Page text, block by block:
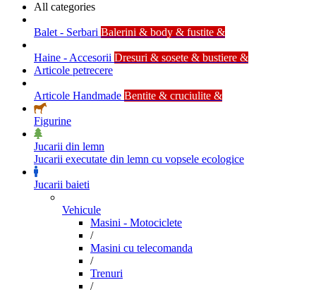
All categories
Balet - Serbari Balerini & body & fustite &
Haine - Accesorii Dresuri & sosete & bustiere &
Articole petrecere
Articole Handmade Bentite & cruciulite &
Figurine
Jucarii din lemn
Jucarii executate din lemn cu vopsele ecologice
Jucarii baieti
Vehicule
Masini - Motociclete
/
Masini cu telecomanda
/
Trenuri
/